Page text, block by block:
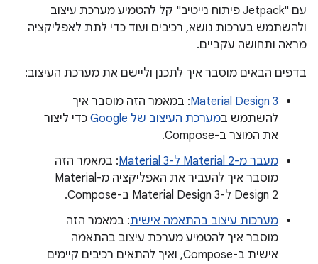
עם "Jetpack פיתוח נייטיב" קל להטמיע מערכת עיצוב
ולהשתמש בערכות נושא, רכיבים ועוד כדי לתת לאפליקציה
מראה ותחושה עקביים.
בדפים הבאים מוסבר איך לתכנן וליישם את מערכת העיצוב:
Material Design 3: במאמר הזה מוסבר איך
להשתמש במערכת העיצוב של Google
כדי ליצור
את המוצר ב-Compose.
מעבר מ-Material 2 ל-Material 3
: במאמר הזה
מוסבר איך להעביר את האפליקציה מ-Material
Design 2 ל-Material Design 3 ב-Compose.
מערכות עיצוב בהתאמה אישית: במאמר הזה
מוסבר איך להטמיע מערכת עיצוב בהתאמה
אישית ב-Compose, ואיך להתאים רכיבים קיימים